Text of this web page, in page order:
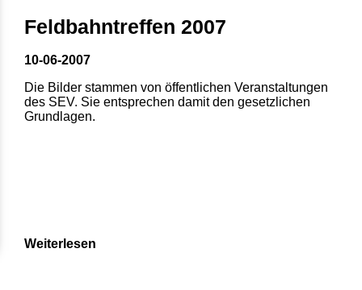
Feldbahntreffen 2007
10-06-2007
Die Bilder stammen von öffentlichen Veranstaltungen
des SEV. Sie entsprechen damit den gesetzlichen
Grundlagen.
Weiterlesen